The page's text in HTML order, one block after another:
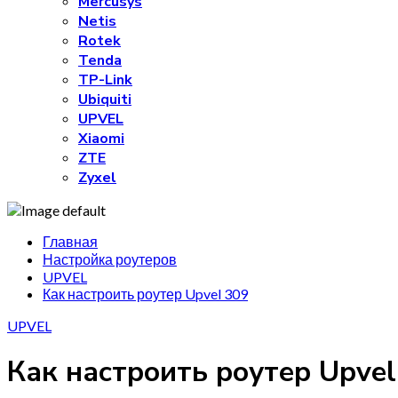
Netis
Rotek
Tenda
TP-Link
Ubiquiti
UPVEL
Xiaomi
ZTE
Zyxel
Главная
Настройка роутеров
UPVEL
Как настроить роутер Upvel 309
UPVEL
Как настроить роутер